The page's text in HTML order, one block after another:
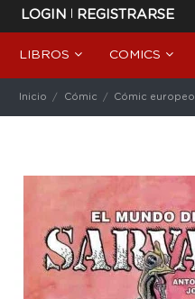
LOGIN | REGISTRARSE
LIBROS COMICS
Inicio Cómic Cómic europeo